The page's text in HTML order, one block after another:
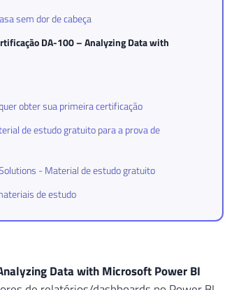
sem dor de cabeça
DA-100 – Analyzing Data with
obter sua primeira certificação
de estudo gratuito para a prova de
- Material de estudo gratuito
de estudo
Data with Microsoft Power BI